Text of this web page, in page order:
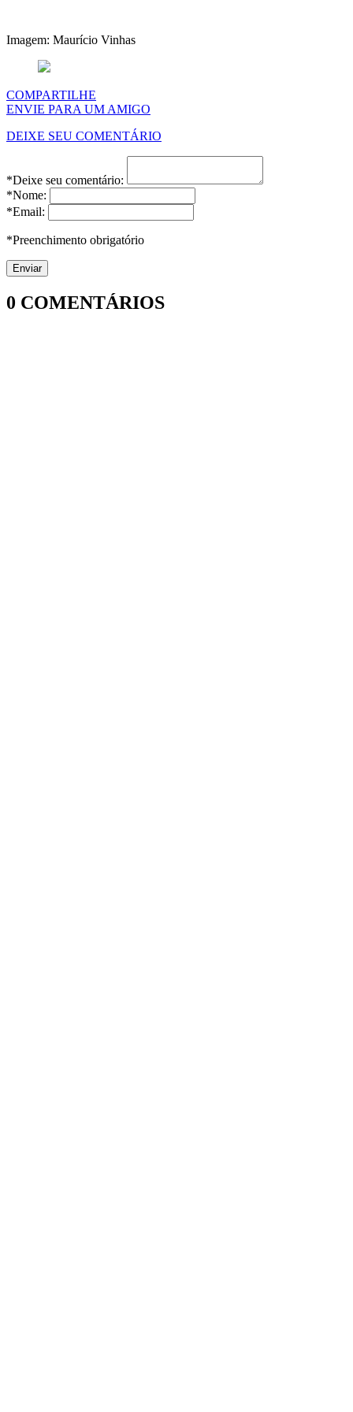
Imagem: Maurício Vinhas
COMPARTILHE
ENVIE PARA UM AMIGO
DEIXE SEU COMENTÁRIO
*Deixe seu comentário:
*Nome:
*Email:
*Preenchimento obrigatório
0 COMENTÁRIOS